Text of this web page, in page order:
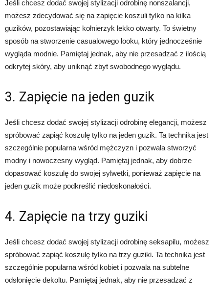
Jeśli chcesz dodać swojej stylizacji odrobinę nonszalancji,
możesz zdecydować się na zapięcie koszuli tylko na kilka
guzików, pozostawiając kołnierzyk lekko otwarty. To świetny
sposób na stworzenie casualowego looku, który jednocześnie
wygląda modnie. Pamiętaj jednak, aby nie przesadzać z ilością
odkrytej skóry, aby uniknąć zbyt swobodnego wyglądu.
3. Zapięcie na jeden guzik
Jeśli chcesz dodać swojej stylizacji odrobinę elegancji, możesz
spróbować zapiąć koszulę tylko na jeden guzik. Ta technika jest
szczególnie popularna wśród mężczyzn i pozwala stworzyć
modny i nowoczesny wygląd. Pamiętaj jednak, aby dobrze
dopasować koszulę do swojej sylwetki, ponieważ zapięcie na
jeden guzik może podkreślić niedoskonałości.
4. Zapięcie na trzy guziki
Jeśli chcesz dodać swojej stylizacji odrobinę seksapilu, możesz
spróbować zapiąć koszulę tylko na trzy guziki. Ta technika jest
szczególnie popularna wśród kobiet i pozwala na subtelne
odsłonięcie dekoltu. Pamiętaj jednak, aby nie przesadzać z